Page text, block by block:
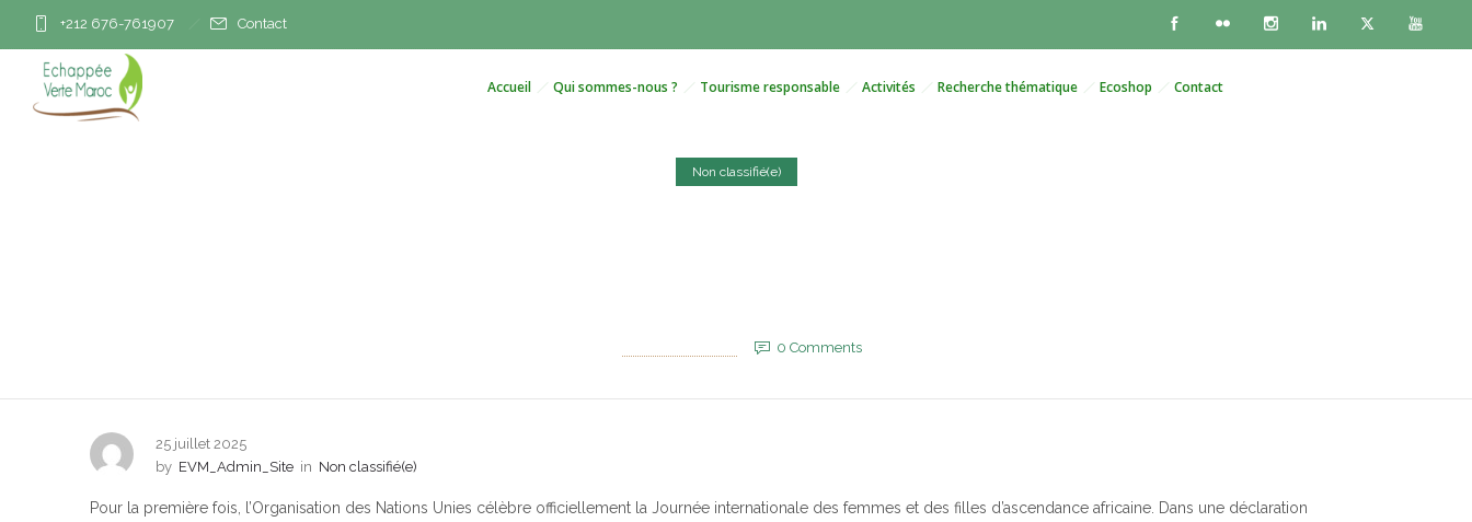
+212 676-761907 Contact
Accueil Qui sommes-nous ? Tourisme responsable Activités Recherche thématique Ecoshop Contact
Non classifié(e)
0 Comments
25 juillet 2025
by EVM_Admin_Site in Non classifié(e)
Pour la première fois, l’Organisation des Nations Unies célèbre officiellement la Journée internationale des femmes et des filles d’ascendance africaine. Dans une déclaration